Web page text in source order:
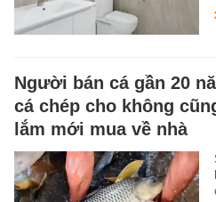
Người bán cá gần 20
cá chép cho không
lắm mới mua về nhà